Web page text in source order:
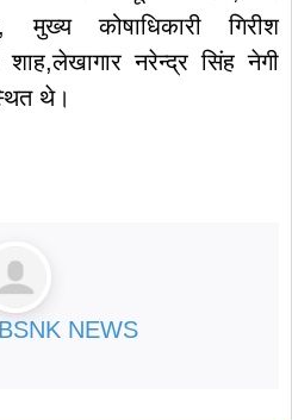
मुख्य कोषाधिकारी गिरीश
नरेन्द्र सिंह नेगी
थे।
BSNK NEWS